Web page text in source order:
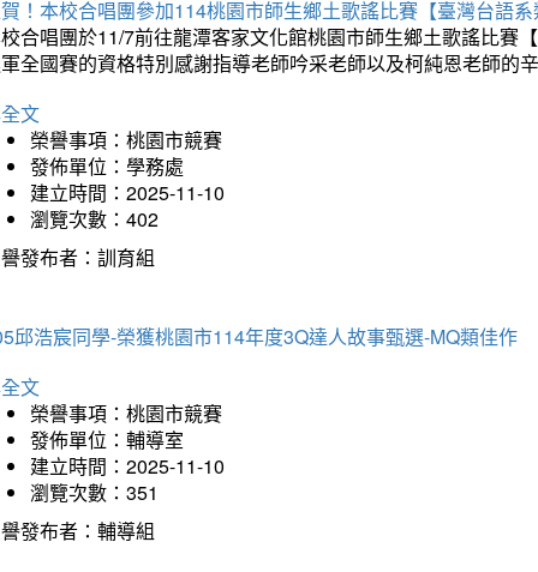
！本校合唱團參加114桃園市師生鄉土歌謠比賽【臺灣台語
合唱團於11/7前往龍潭客家文化館桃園市師生鄉土歌謠比賽
全國賽的資格特別感謝指導老師吟采老師以及柯純恩老師的
文
榮譽事項：桃園市競賽
發佈單位：學務處
建立時間：2025-11-10
瀏覽次數：402
發布者：訓育組
邱浩宸同學-榮獲桃園市114年度3Q達人故事甄選-MQ類佳作
文
榮譽事項：桃園市競賽
發佈單位：輔導室
建立時間：2025-11-10
瀏覽次數：351
發布者：輔導組